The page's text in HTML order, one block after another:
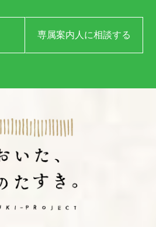
専属案内人に相談する